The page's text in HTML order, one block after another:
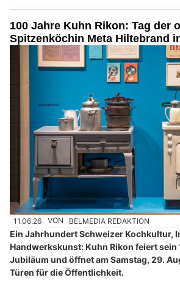
100 Jahre Kuhn Rikon: Tag der
Spitzenköchin Meta Hiltebrand
11.06.26 VON BELMEDIA REDAKTION
Ein Jahrhundert Schweizer Kochkultur,
Handwerkskunst: Kuhn Rikon feiert
Jubiläum und öffnet am Samstag, 29.
Türen für die Öffentlichkeit.